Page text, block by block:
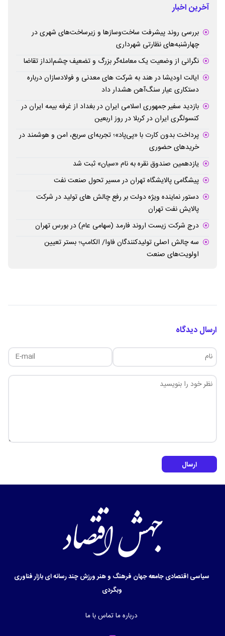
آخرین اخبار
بررسی روند پیشرفت ساخت‌وسازها و زیرساخت‌های شهری در
چهارشنبه‌های نظارتی شهرداری
نگرانی از وضعیت یک معامله‌گر بزرگ و تضعیف چشم‌انداز تقاضا
ایالت اودیشا در هند به شرکت های معدنی و فولادسازان درباره
دستکاری عیار سنگ‌آهن هشدار داد
بازدید سفیر جمهوری اسلامی ایران در بغداد از غرفه بیمه ایران در
کنسولگری ایران در کربلا در روز اربعین
پرداخت بدون کارت با «پی‌پاد»؛ تجربه‌ای سریع، امن و هوشمند در
خریدهای حضوری
یازدهمین صندوق نقره به نام «سیان» ثبت شد
پیشگامی پالایشگاه تهران در مسیر تحول صنعت نفت
دستور نماینده ویژه دولت بر رفع چالش های تولید در شرکت
پالایش نفت تهران
درج شرکت زیست اروند فارمد (سهامی عام) در بورس تهران
سه چالش اصلی تولیدکنندگان فاوا/ الکامپ؛ بستر تعیین
اولویت‌های صنعت
ارسال دیدگاه
ارسال
سیاسیاقتصادیجامعهجهان فرهنگ و هنرورزشچند رسانه ایبازارفناوری
وبگردی
درباره ماتماس با ما